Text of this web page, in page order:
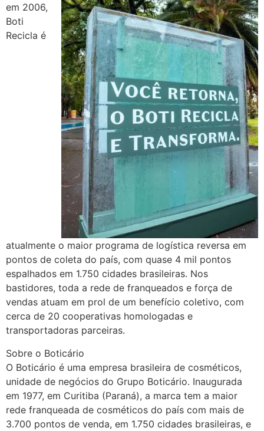
em 2006,
Boti
Recicla é
atualmente o maior programa de logística reversa em
pontos de coleta do país, com quase 4 mil pontos
espalhados em 1.750 cidades brasileiras. Nos
bastidores, toda a rede de franqueados e força de
vendas atuam em prol de um benefício coletivo, com
cerca de 20 cooperativas homologadas e
transportadoras parceiras.
Sobre o Boticário
O Boticário é uma empresa brasileira de cosméticos,
unidade de negócios do Grupo Boticário. Inaugurada
em 1977, em Curitiba (Paraná), a marca tem a maior
rede franqueada de cosméticos do país com mais de
3.700 pontos de venda, em 1.750 cidades brasileiras, e